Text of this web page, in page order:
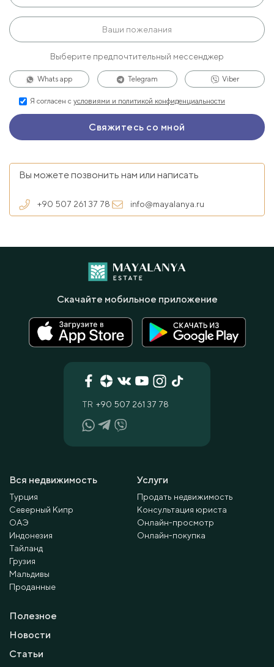
Выберите предпочтительный мессенджер
Whats app Telegram Viber
Я согласен с условиями и политикой конфиденциальности
Вы можете позвонить нам или написать
+90 507 261 37 78 info@mayalanya.ru
Вся недвижимость
Турция
Северный Кипр
ОАЭ
Индонезия
Тайланд
Грузия
Мальдивы
Проданные
Услуги
Продать недвижимость
Консультация юриста
Онлайн-просмотр
Онлайн-покупка
Полезное
Новости
Статьи
TR +90 507 261 37 78
Скачайте мобильное приложение